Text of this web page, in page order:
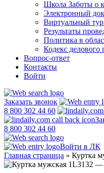
Школа Заботы о
Электронный
Виртуальный
Результаты
Политика в
Кодекс делового
Вопрос-ответ
Контакты
Войти
Заказать звонок
8 800 302 44 60
8 800 302 44 60
Войти в ЛК
Главная страница » Куртка